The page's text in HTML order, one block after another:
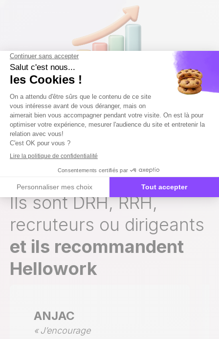
Ils sont DRH, RRH,
recruteurs ou dirigeants
et ils recommandent
Hellowork
ANJAC
« J’encourage